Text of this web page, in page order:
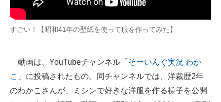
エネルギーの専門メディア
建設×テクノロジーの最前線
すごい！【昭和41年の型紙を使って服を作ってみた】
動画は、YouTubeチャンネル「 そーいんぐ実況 わか
こ 」に投稿されたもの。同チャンネルでは、洋裁歴2年
のわかこさんが、ミシンで好きな洋服を作る様子を公開